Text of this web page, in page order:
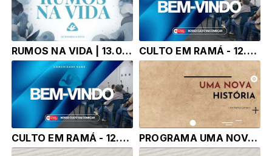
RUMOS NA VIDA | 13.07.26 | Pr. Érico Rodolpho Bussinger CULTO EM RAMÁ - 12.07.26
CULTO EM RAMÁ - 12.07.26 PROGRAMA UMA NOVA HISTÓRIA |12.07.26| Marlice Carneiro